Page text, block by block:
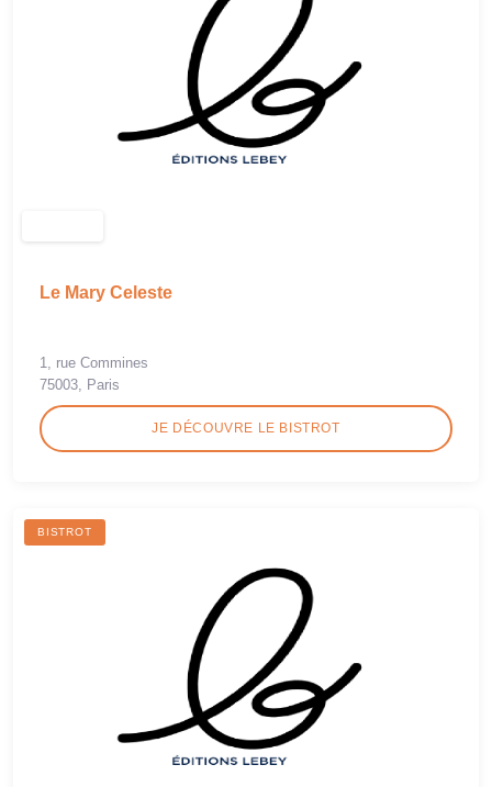
Le Mary Celeste
1, rue Commines
75003, Paris
JE DÉCOUVRE LE BISTROT
BISTROT